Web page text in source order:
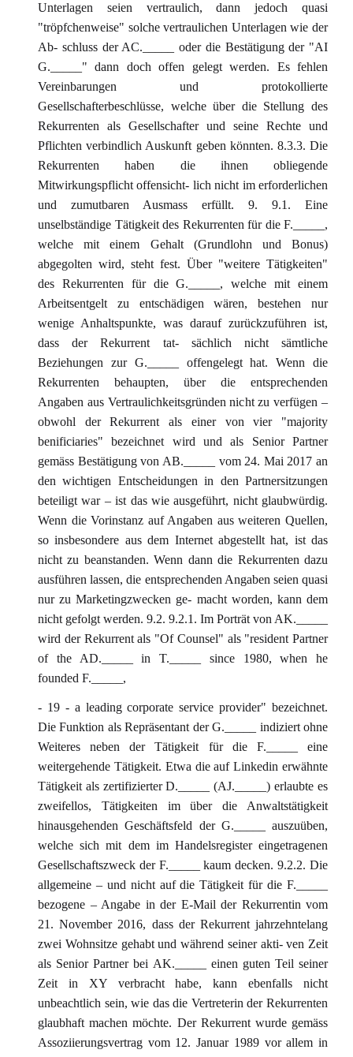
Unterlagen seien vertraulich, dann jedoch quasi
"tröpfchenweise" solche vertraulichen Unterlagen wie der
Ab- schluss der AC._____ oder die Bestätigung der "AI
G._____" dann doch offen gelegt werden. Es fehlen
Vereinbarungen und protokollierte
Gesellschafterbeschlüsse, welche über die Stellung des
Rekurrenten als Gesellschafter und seine Rechte und
Pflichten verbindlich Auskunft geben könnten. 8.3.3. Die
Rekurrenten haben die ihnen obliegende
Mitwirkungspflicht offensicht- lich nicht im erforderlichen
und zumutbaren Ausmass erfüllt. 9. 9.1. Eine
unselbständige Tätigkeit des Rekurrenten für die F._____,
welche mit einem Gehalt (Grundlohn und Bonus)
abgegolten wird, steht fest. Über "weitere Tätigkeiten"
des Rekurrenten für die G._____, welche mit einem
Arbeitsentgelt zu entschädigen wären, bestehen nur
wenige Anhaltspunkte, was darauf zurückzuführen ist,
dass der Rekurrent tat- sächlich nicht sämtliche
Beziehungen zur G._____ offengelegt hat. Wenn die
Rekurrenten behaupten, über die entsprechenden
Angaben aus Vertraulichkeitsgründen nicht zu verfügen –
obwohl der Rekurrent als einer von vier "majority
benificiaries" bezeichnet wird und als Senior Partner
gemäss Bestätigung von AB._____ vom 24. Mai 2017 an
den wichtigen Entscheidungen in den Partnersitzungen
beteiligt war – ist das wie ausgeführt, nicht glaubwürdig.
Wenn die Vorinstanz auf Angaben aus weiteren Quellen,
so insbesondere aus dem Internet abgestellt hat, ist das
nicht zu beanstanden. Wenn dann die Rekurrenten dazu
ausführen lassen, die entsprechenden Angaben seien quasi
nur zu Marketingzwecken ge- macht worden, kann dem
nicht gefolgt werden. 9.2. 9.2.1. Im Porträt von AK._____
wird der Rekurrent als "Of Counsel" als "resident Partner
of the AD._____ in T._____ since 1980, when he
founded F._____,
- 19 - a leading corporate service provider" bezeichnet.
Die Funktion als Repräsentant der G._____ indiziert ohne
Weiteres neben der Tätigkeit für die F._____ eine
weitergehende Tätigkeit. Etwa die auf Linkedin erwähnte
Tätigkeit als zertifizierter D._____ (AJ._____) erlaubte es
zweifellos, Tätigkeiten im über die Anwaltstätigkeit
hinausgehenden Geschäftsfeld der G._____ auszuüben,
welche sich mit dem im Handelsregister eingetragenen
Gesellschaftszweck der F._____ kaum decken. 9.2.2. Die
allgemeine – und nicht auf die Tätigkeit für die F._____
bezogene – Angabe in der E-Mail der Rekurrentin vom
21. November 2016, dass der Rekurrent jahrzehntelang
zwei Wohnsitze gehabt und während seiner akti- ven Zeit
als Senior Partner bei AK._____ einen guten Teil seiner
Zeit in XY verbracht habe, kann ebenfalls nicht
unbeachtlich sein, wie das die Vertreterin der Rekurrenten
glaubhaft machen möchte. Der Rekurrent wurde gemäss
Assoziierungsvertrag vom 12. Januar 1989 vor allem in